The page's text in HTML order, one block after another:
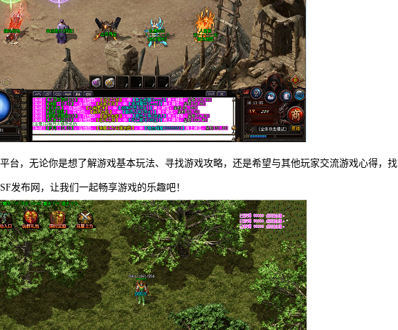
台，无论你是想了解游戏基本玩法、寻找游戏攻略，还是希望与其他玩家交流游戏心得，找
发布网，让我们一起畅享游戏的乐趣吧！